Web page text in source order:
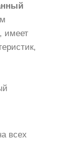
имеет
всех